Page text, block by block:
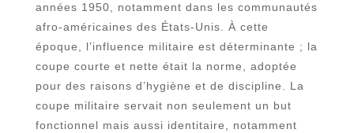
années 1950, notamment dans les communautés
afro-américaines des États-Unis. À cette
époque, l’influence militaire est déterminante ; la
coupe courte et nette était la norme, adoptée
pour des raisons d’hygiène et de discipline. La
coupe militaire servait non seulement un but
fonctionnel mais aussi identitaire, notamment